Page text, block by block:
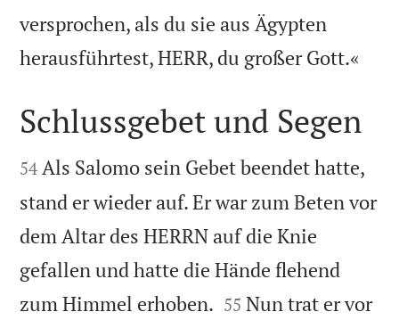
versprochen, als du sie aus Ägypten
herausführtest, HERR, du großer Gott.«

Schlussgebet und Segen

54 Als Salomo sein Gebet beendet hatte,
stand er wieder auf. Er war zum Beten vor
dem Altar des HERRN auf die Knie
gefallen und hatte die Hände flehend
zum Himmel erhoben. 

55 Nun trat er vor